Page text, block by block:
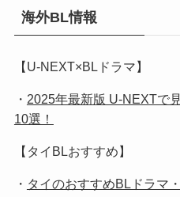
海外BL情報
【U-NEXT×BLドラマ】
・ 2025年最新版 U-NEXTで
10選！
【タイBLおすすめ】
・ タイのおすすめBLドラマ